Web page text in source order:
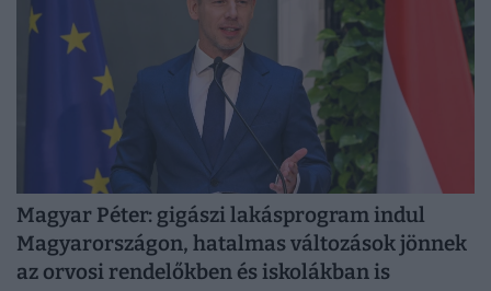
Magyar Péter: gigászi lakásprogram indul
Magyarországon, hatalmas változások jönnek
az orvosi rendelőkben és iskolákban is